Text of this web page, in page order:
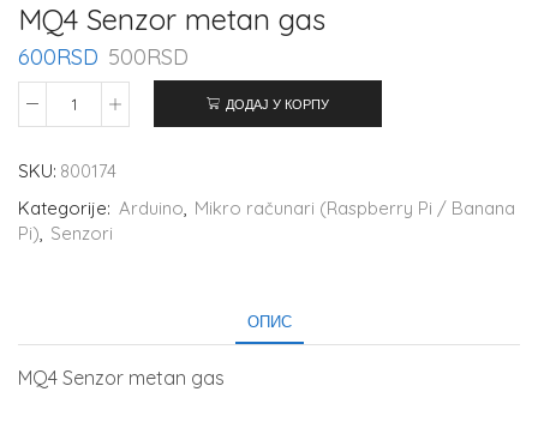
MQ4 Senzor metan gas
600RSD 500RSD
ДОДАЈ У КОРПУ
SKU: 800174
Kategorije: Arduino, Mikro računari (Raspberry Pi / Banana
Pi), Senzori
ОПИС
MQ4 Senzor metan gas